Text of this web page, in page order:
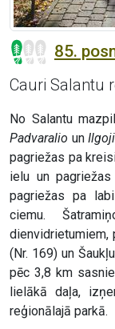
85.
Cauri Salantu
No Salantu
Padvaralio un Ilgoji
pagriežas pa
ielu un
pagriežas pa
ciemu.
dienvidrietumiem,
(Nr. 169) un
pēc 3,8 km
lielākā daļa,
reģionālajā parkā.